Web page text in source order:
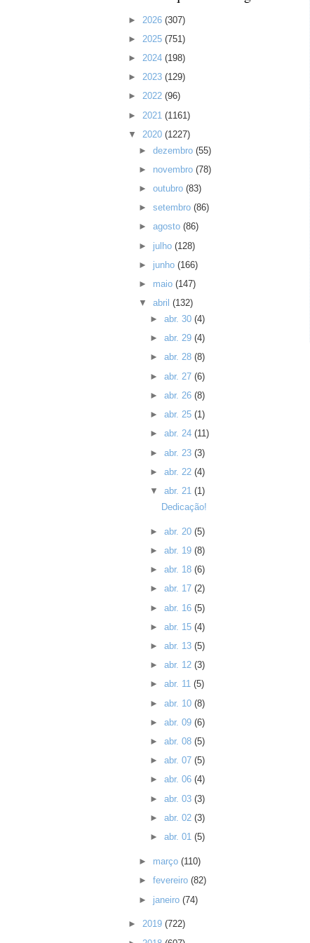
► 2026 (307)
► 2025 (751)
► 2024 (198)
► 2023 (129)
► 2022 (96)
► 2021 (1161)
▼ 2020 (1227)
►dezembro(55)
► novembro(78)
►outubro(83)
►setembro(86)
►agosto(86)
► julho(128)
► junho(166)
► maio(147)
▼abril(132)
► abr. 30 (4)
► abr. 29 (4)
► abr. 28 (8)
► abr. 27 (6)
► abr. 26 (8)
► abr. 25 (1)
► abr. 24 (11)
► abr. 23 (3)
► abr. 22 (4)
▼ abr. 21 (1)
Dedicação!
► abr. 20 (5)
► abr. 19 (8)
► abr. 18 (6)
► abr. 17 (2)
► abr. 16 (5)
► abr. 15 (4)
► abr. 13 (5)
► abr. 12 (3)
► abr. 11 (5)
► abr. 10 (8)
► abr. 09 (6)
► abr. 08 (5)
► abr. 07 (5)
► abr. 06 (4)
► abr. 03 (3)
► abr. 02 (3)
► abr. 01 (5)
► março(110)
►fevereiro(82)
► janeiro(74)
► 2019 (722)